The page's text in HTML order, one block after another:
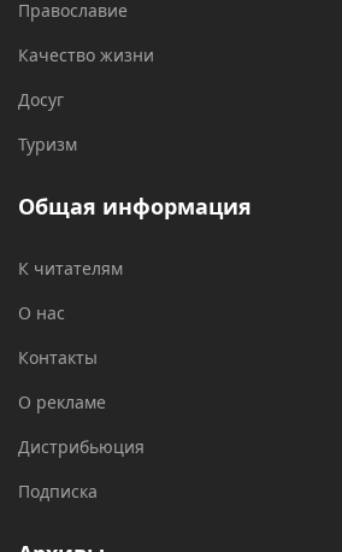
Православие
Качество жизни
Досуг
Туризм
Общая информация
К читателям
О нас
Контакты
О рекламе
Дистрибьюция
Подписка